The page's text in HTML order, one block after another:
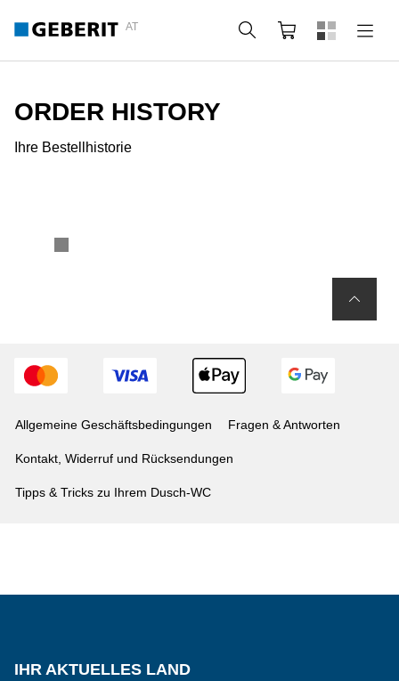
AT Suche Warenkorb
ORDER HISTORY
Ihre Bestellhistorie
Allgemeine Geschäftsbedingungen Fragen & Antworten
Kontakt, Widerruf und Rücksendungen
Tipps & Tricks zu Ihrem Dusch-WC
IHR AKTUELLES LAND